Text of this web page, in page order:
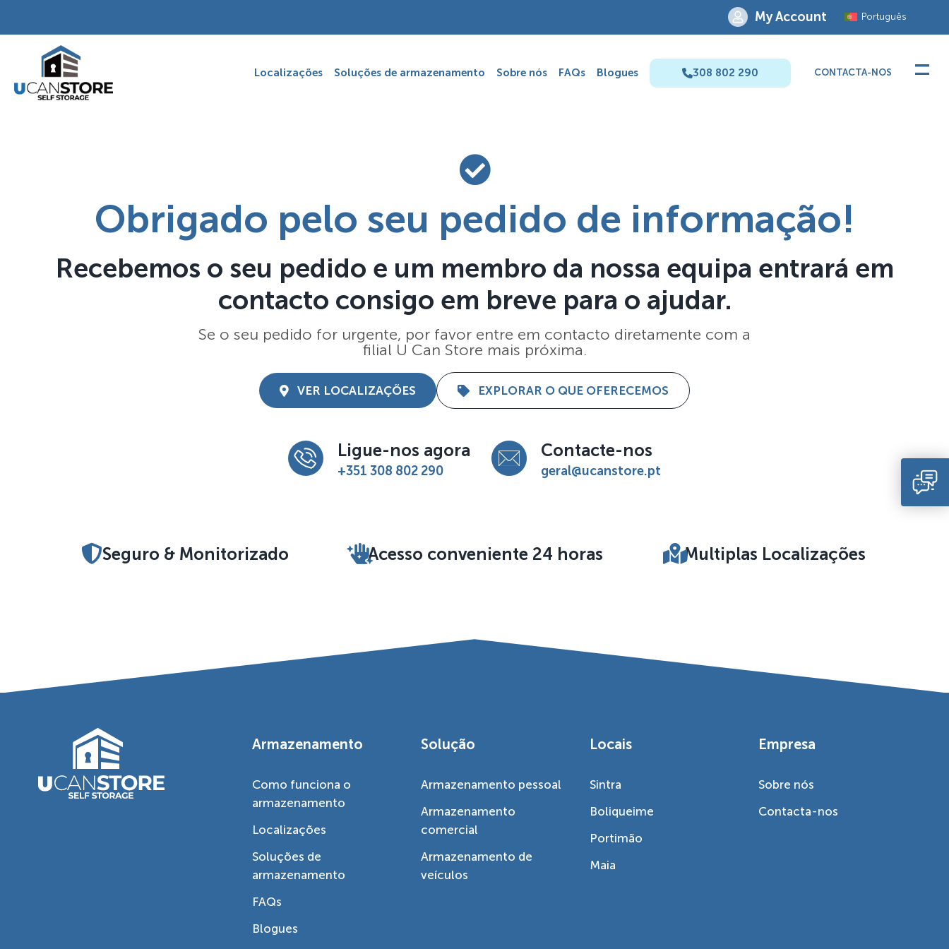
content
My Account Português
Localizações Soluções de armazenamento Sobre nós FAQs Blogues 308 802 290 CONTACTA-NOS
Obrigado pelo seu pedido de informação!
Recebemos o seu pedido e um membro da nossa equipa entrará em
contacto consigo em breve para o ajudar.
Se o seu pedido for urgente, por favor entre em contacto diretamente com a
filial U Can Store mais próxima.
VER LOCALIZAÇÕES EXPLORAR O QUE OFERECEMOS
Ligue-nos agora
+351 308 802 290
Contacte-nos
geral@ucanstore.pt
Seguro & Monitorizado Acesso conveniente 24 horas Multiplas Localizações
Armazenamento
Como funciona o
armazenamento
Localizações
Soluções de
armazenamento
FAQs
Blogues
Solução
Armazenamento pessoal
Armazenamento
comercial
Armazenamento de
veículos
Locais
Sintra
Boliqueime
Portimão
Maia
Empresa
Sobre nós
Contacta-nos